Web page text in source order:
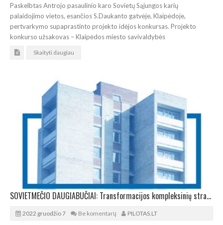
Paskelbtas Antrojo pasaulinio karo Sovietų Sąjungos karių
palaidojimo vietos, esančios S.Daukanto gatvėje, Klaipėdoje,
pertvarkymo supaprastinto projekto idėjos konkursas. Projekto
konkurso užsakovas – Klaipėdos miesto savivaldybės
Skaityti daugiau
SOVIETMEČIO DAUGIABUČIAI: Transformacijos kompleksinių strategijų pristatymas
2022 gruodžio 7 Be komentarų PILOTAS.LT